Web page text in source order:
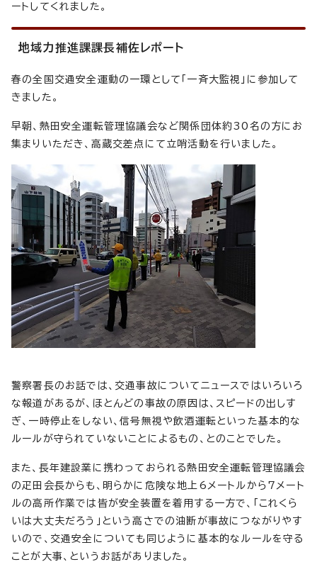
ートしてくれました。
地域力推進課課長補佐レポート
春の全国交通安全運動の一環として「一斉大監視」に参加して
きました。
早朝、熱田安全運転管理協議会など関係団体約30名の方にお
集まりいただき、高蔵交差点にて立哨活動を行いました。
警察署長のお話では、交通事故についてニュースではいろいろ
な報道があるが、ほとんどの事故の原因は、スピードの出しす
ぎ、一時停止をしない、信号無視や飲酒運転といった基本的な
ルールが守られていないことによるもの、とのことでした。
また、長年建設業に携わっておられる熱田安全運転管理協議会
の疋田会長からも、明らかに危険な地上6メートルから7メート
ルの高所作業では皆が安全装置を着用する一方で、「これくら
いは大丈夫だろう」という高さでの油断が事故につながりやす
いので、交通安全についても同じように基本的なルールを守る
ことが大事、というお話がありました。